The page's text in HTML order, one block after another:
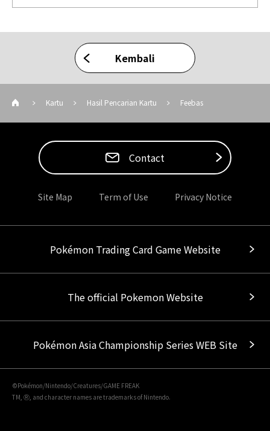
Kembali
Kartu Hasil Pencarian Kartu Feebas
Contact
Site Map Term of Use Privacy Notice
Pokémon Trading Card Game Website
The official Pokemon Website
Pokémon Asia Championship Series WEB Site
©Pokémon/Nintendo/Creatures/GAME FREAK
TM, Ⓡ, and character names are trademarks of Nintendo.